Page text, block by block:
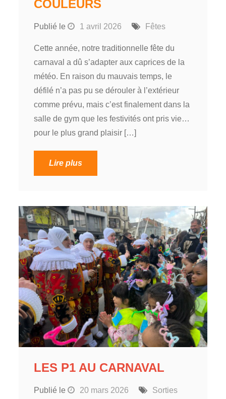
COULEURS
Publié le 1 avril 2026 Fêtes
Cette année, notre traditionnelle fête du
carnaval a dû s’adapter aux caprices de la
météo. En raison du mauvais temps, le
défilé n’a pas pu se dérouler à l’extérieur
comme prévu, mais c’est finalement dans la
salle de gym que les festivités ont pris vie…
pour le plus grand plaisir […]
Lire plus
LES P1 AU CARNAVAL
Publié le 20 mars 2026
Sorties